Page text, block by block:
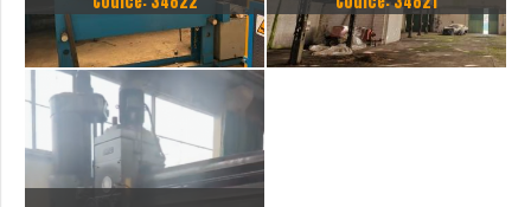
SICMI 100 TON
MONOTRAVE DEMAG 5
TON SCARTAMENTO 16190